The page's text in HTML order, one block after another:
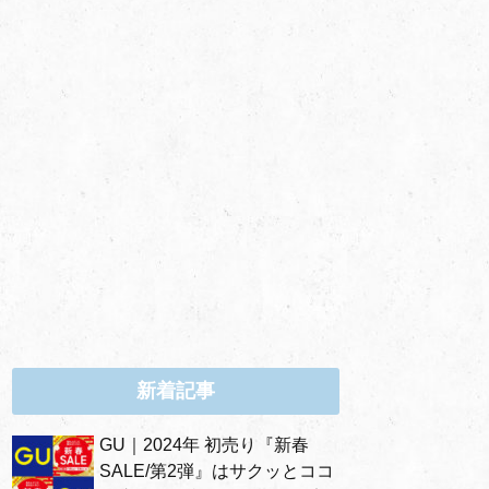
新着記事
GU｜2024年 初売り『新春
SALE/第2弾』はサクッとココ